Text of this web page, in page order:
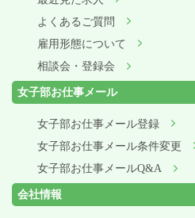
よくあるご質問
雇用形態について
相談会・登録会
女子部お仕事メール
女子部お仕事メール登録
女子部お仕事メール条件変更
女子部お仕事メールQ&A
会社情報